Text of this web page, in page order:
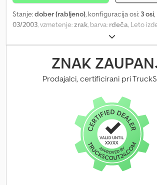
Stanje:dober (rabljeno), konfiguracija osi: 3 osi
03/2003, vzmetenje:zrak, barva: rdeča, Leto
, Konfiguracija osi Znamka osi:
Apezm Rrujpor Zavore: kolutne zavore
vzmetenje Zadnja os 1: dvižna os Teže Lastna
Dovoljena obremenitev: 32.200 kg Največja
39.000 kg Vzdrževanje, zgodovina in stanje
dobro Dodatne informacije Za dodatne
Arieja. = Dodatne možnosti in dodatna oprema =
Zračno vzmetenje - Os Mercedes - Kolutne
mehanizmi = Opombe = 2x raztegljiva -
ZNAK
Prodajalci, certificirani pri